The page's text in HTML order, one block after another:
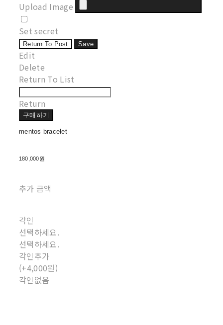
Upload Image
Set secret
Return To Post Save
Edit
Delete
Return To List
Return
구매하기
mentos bracelet
180,000원
추가 금액
각인
선택하세요.
선택하세요.
각인추가
(+4,000원)
각인없음